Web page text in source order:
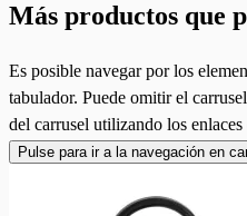
Más productos que
Es posible navegar por los
tabulador. Puede omitir el
del carrusel utilizando los
Pulse para ir a la navegación en